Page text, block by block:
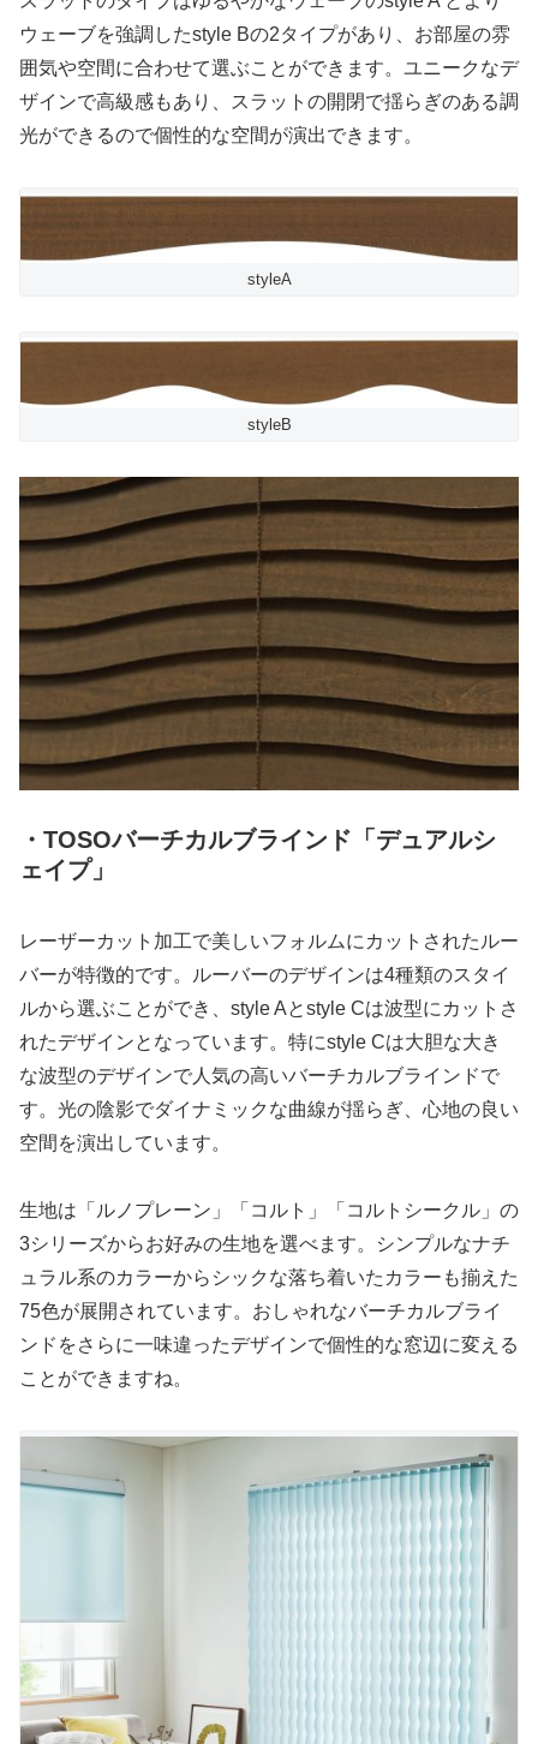
ウェーブを強調したstyle Bの2タイプがあり、お部屋の雰
囲気や空間に合わせて選ぶことができます。ユニークなデ
ザインで高級感もあり、スラットの開閉で揺らぎのある調
光ができるので個性的な空間が演出できます。
styleA
styleB
・TOSOバーチカルブラインド「デュアルシ
ェイプ」
レーザーカット加工で美しいフォルムにカットされたルー
バーが特徴的です。ルーバーのデザインは4種類のスタイ
ルから選ぶことができ、style Aとstyle Cは波型にカットさ
れたデザインとなっています。特にstyle Cは大胆な大き
な波型のデザインで人気の高いバーチカルブラインドで
す。光の陰影でダイナミックな曲線が揺らぎ、心地の良い
空間を演出しています。
生地は「ルノプレーン」「コルト」「コルトシークル」の
3シリーズからお好みの生地を選べます。シンプルなナチ
ュラル系のカラーからシックな落ち着いたカラーも揃えた
75色が展開されています。おしゃれなバーチカルブライ
ンドをさらに一味違ったデザインで個性的な窓辺に変える
ことができますね。